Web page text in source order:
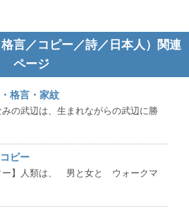
言／コピー／詩／日本人）関連
ページ
格言・家紋
みの武辺は、生まれながらの武辺に勝
ピー
ー】人類は、 男と女と ウォークマ